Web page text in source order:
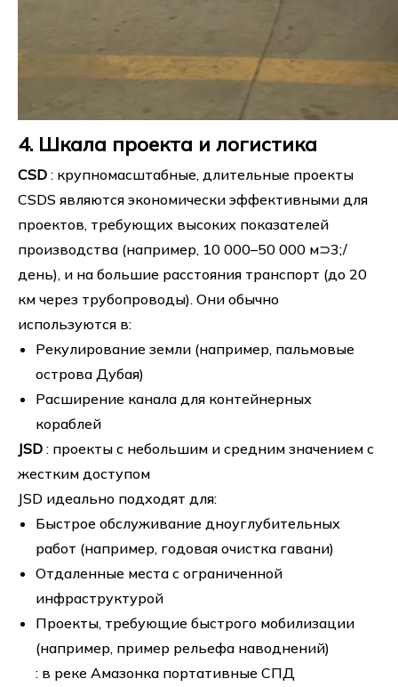
4. Шкала проекта и логистика
CSD : крупномасштабные, длительные проекты
CSDS являются экономически эффективными для
проектов, требующих высоких показателей
производства (например, 10 000–50 000 м⊃3;/
день), и на большие расстояния транспорт (до 20
км через трубопроводы). Они обычно
используются в:
Рекулирование земли (например, пальмовые
острова Дубая)
Расширение канала для контейнерных
кораблей
JSD : проекты с небольшим и средним значением с
жестким доступом
JSD идеально подходят для:
Быстрое обслуживание дноуглубительных
работ (например, годовая очистка гавани)
Отдаленные места с ограниченной
инфраструктурой
Проекты, требующие быстрого мобилизации
(например, пример рельефа наводнений)
: в реке Амазонка портативные СПД